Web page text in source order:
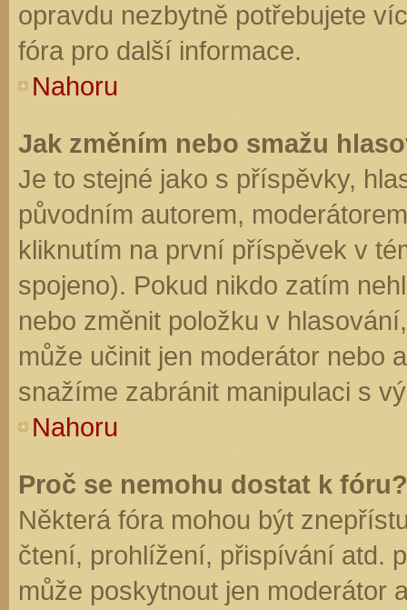
opravdu nezbytně potřebujete
fóra pro další informace.
Nahoru
Jak změním nebo smažu
Je to stejné jako s příspěvky,
původním autorem,
kliknutím na první příspěvek v
spojeno). Pokud nikdo zatím
nebo změnit položku v
může učinit jen moderátor nebo
snažíme zabránit manipulaci s
Nahoru
Proč se nemohu dostat k fóru?
Některá fóra mohou být
čtení, prohlížení, přispívání atd.
může poskytnout jen moderátor